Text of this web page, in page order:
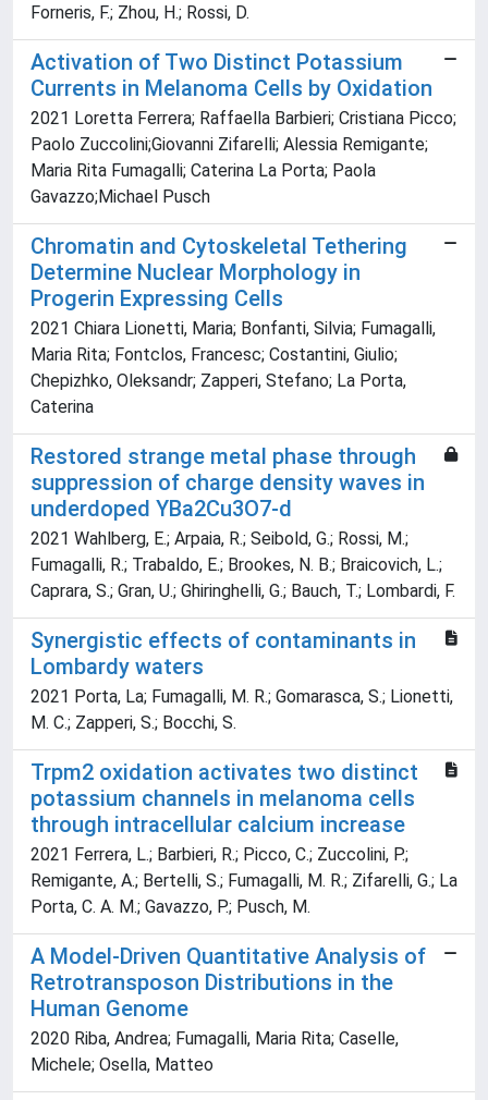
Forneris, F.; Zhou, H.; Rossi, D.
Activation of Two Distinct Potassium
Currents in Melanoma Cells by Oxidation
2021 Loretta Ferrera; Raffaella Barbieri; Cristiana Picco;
Paolo Zuccolini;Giovanni Zifarelli; Alessia Remigante;
Maria Rita Fumagalli; Caterina La Porta; Paola
Gavazzo;Michael Pusch
Chromatin and Cytoskeletal Tethering
Determine Nuclear Morphology in
Progerin Expressing Cells
2021 Chiara Lionetti, Maria; Bonfanti, Silvia; Fumagalli,
Maria Rita; Fontclos, Francesc; Costantini, Giulio;
Chepizhko, Oleksandr; Zapperi, Stefano; La Porta,
Caterina
Restored strange metal phase through
suppression of charge density waves in
underdoped YBa2Cu3O7-d
2021 Wahlberg, E.; Arpaia, R.; Seibold, G.; Rossi, M.;
Fumagalli, R.; Trabaldo, E.; Brookes, N. B.; Braicovich, L.;
Caprara, S.; Gran, U.; Ghiringhelli, G.; Bauch, T.; Lombardi, F.
Synergistic effects of contaminants in
Lombardy waters
2021 Porta, La; Fumagalli, M. R.; Gomarasca, S.; Lionetti,
M. C.; Zapperi, S.; Bocchi, S.
Trpm2 oxidation activates two distinct
potassium channels in melanoma cells
through intracellular calcium increase
2021 Ferrera, L.; Barbieri, R.; Picco, C.; Zuccolini, P.;
Remigante, A.; Bertelli, S.; Fumagalli, M. R.; Zifarelli, G.; La
Porta, C. A. M.; Gavazzo, P.; Pusch, M.
A Model-Driven Quantitative Analysis of
Retrotransposon Distributions in the
Human Genome
2020 Riba, Andrea; Fumagalli, Maria Rita; Caselle,
Michele; Osella, Matteo